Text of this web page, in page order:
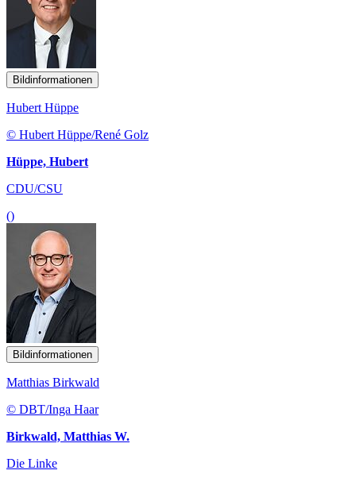
Bildinformationen
Hubert Hüppe
© Hubert Hüppe/René Golz
Hüppe, Hubert
CDU/CSU
()
Bildinformationen
Matthias Birkwald
© DBT/Inga Haar
Birkwald, Matthias W.
Die Linke